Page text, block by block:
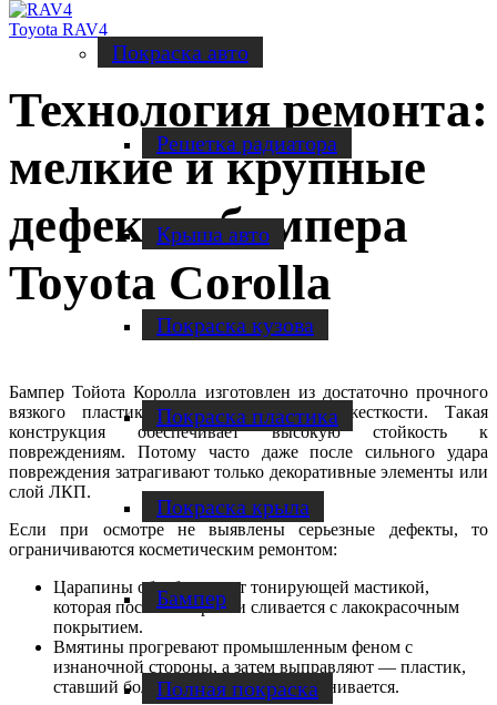
Покраска авто
Решетка радиатора
Крыша авто
Покраска кузова
Покраска пластика
Покраска крыла
Бампер
Полная покраска
Toyota RAV4
Технология ремонта:
мелкие и крупные
дефекты бампера
Toyota Corolla
Бампер Тойота Королла изготовлен из достаточно прочного
вязкого пластика и усилен ребрами жесткости. Такая
конструкция обеспечивает высокую стойкость к
повреждениям. Потому часто даже после сильного удара
повреждения затрагивают только декоративные элементы или
слой ЛКП.
Если при осмотре не выявлены серьезные дефекты, то
ограничиваются косметическим ремонтом:
Царапины обрабатывают тонирующей мастикой,
которая после полировки сливается с лакокрасочным
покрытием.
Вмятины прогревают промышленным феном с
изнаночной стороны, а затем выправляют — пластик,
ставший более мягким, легко выравнивается.